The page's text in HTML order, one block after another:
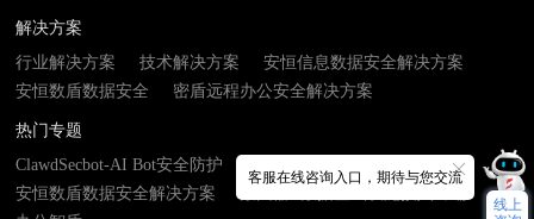
解决方案
行业解决方案
技术解决方案
安恒信息数据安全解决方案
安恒数盾数据安全
密盾远程办公安全解决方案
热门专题
ClawdSecbot-AI Bot安全防护
安恒数盾数据安全解决方案
客服在线咨询入口，期待与您交流
线上